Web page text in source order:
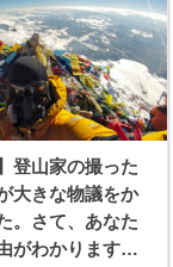
登山家の撮った
大きな物議をか
。さて、あなた
がわかります